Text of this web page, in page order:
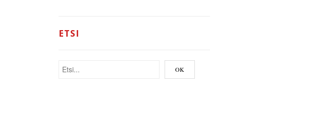
ETSI